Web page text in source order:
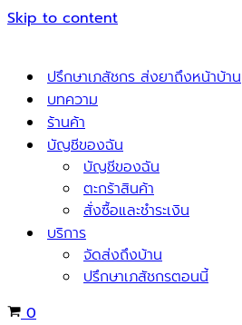
Skip to content
ปรึกษาเภสัชกร ส่งยาถึงหน้าบ้าน
บทความ
ร้านค้า
บัญชีของฉัน
บัญชีของฉัน
ตะกร้าสินค้า
สั่งซื้อและชำระเงิน
บริการ
จัดส่งถึงบ้าน
ปรึกษาเภสัชกรตอนนี้
Cart
0